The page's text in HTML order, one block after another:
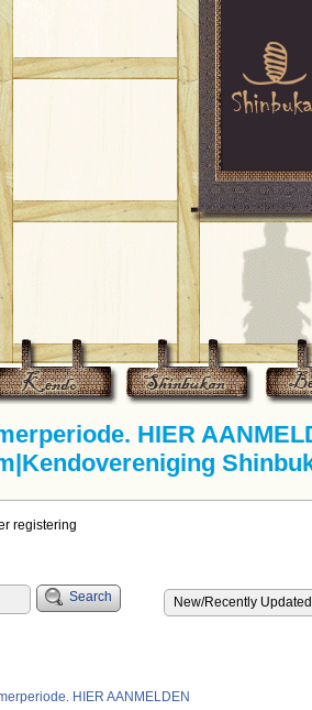
HIER
registering
New/Recently
Search
HIER AANMELDEN